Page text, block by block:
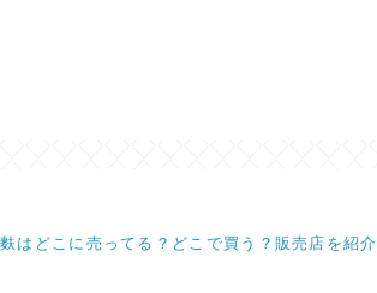
はどこに売ってる？どこで買う？販売店を紹介